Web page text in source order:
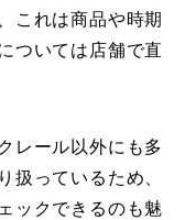
これは商品や時期
ついては店舗で直
レール以外にも多
扱っているため、
ックできるのも魅